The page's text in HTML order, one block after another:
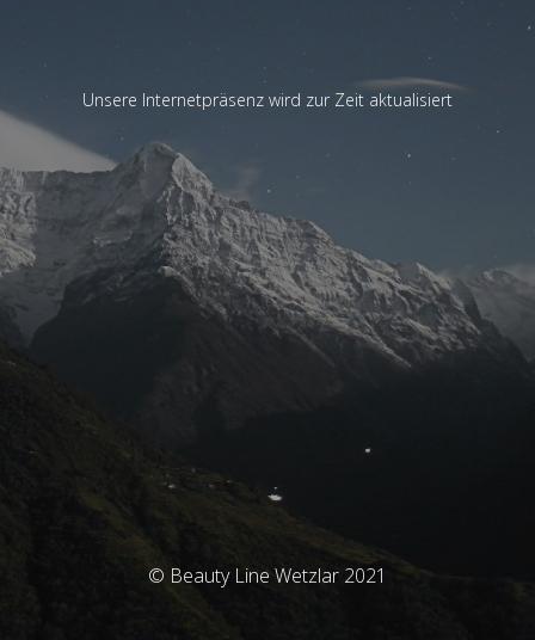
Unsere Internetpräsenz wird zur Zeit aktualisiert
© Beauty Line Wetzlar 2021